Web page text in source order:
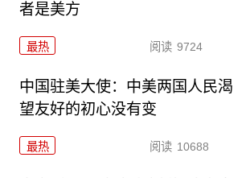
者是美方
最热 阅读 9724
中国驻美大使：中美两国人民渴
望友好的初心没有变
最热 阅读 10688